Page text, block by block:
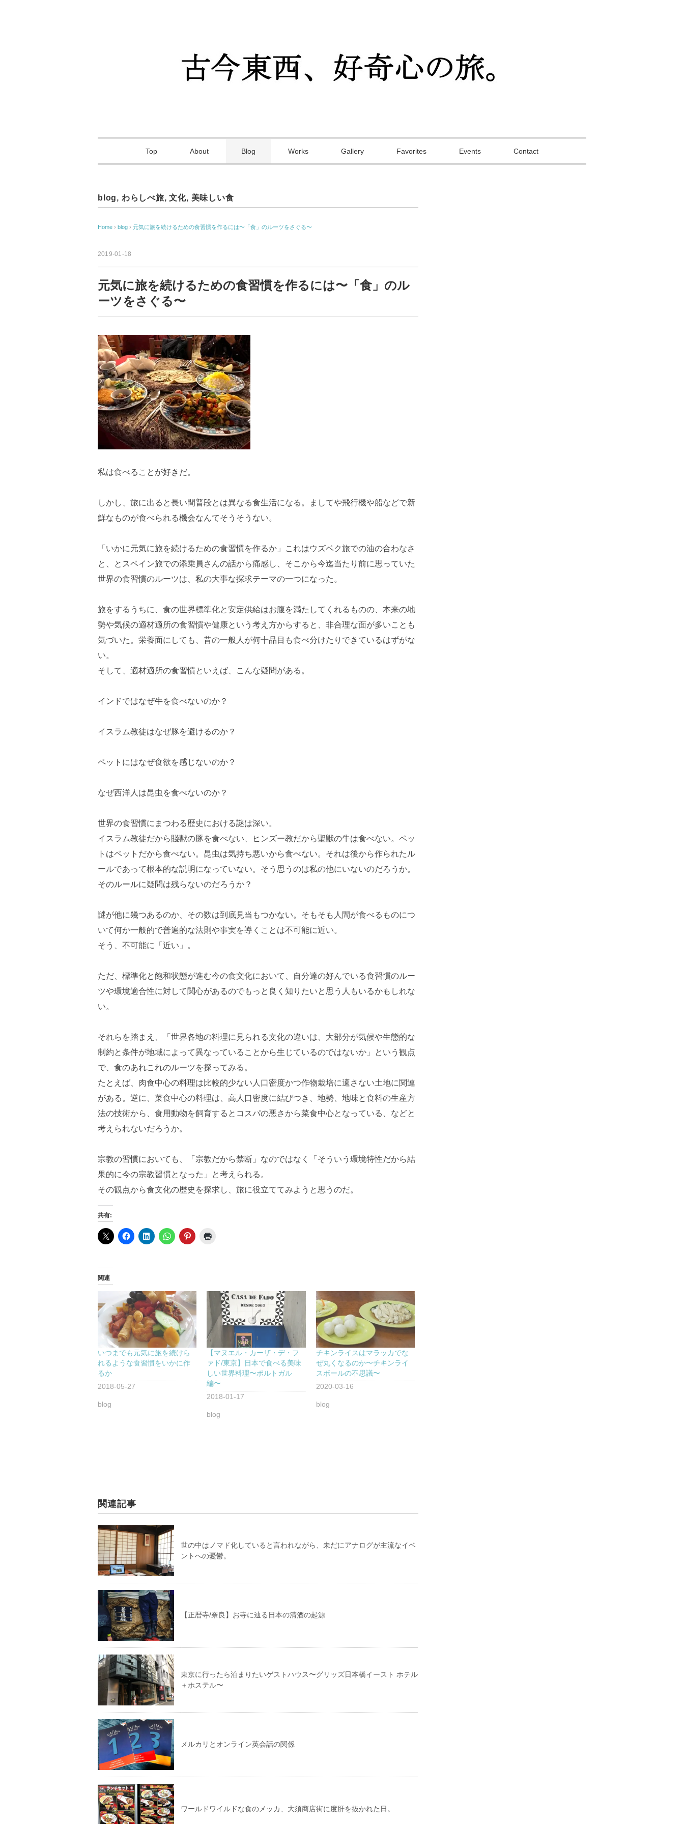
Top About Blog Works Gallery Favorites Events Contact
blog, わらしべ旅,文化, 美味しい食
Home › blog › 元気に旅を続けるための食習慣を作るには〜「食」のルーツをさぐる〜
2019-01-18
元気に旅を続けるための食習慣を作るには〜「食」のル
ーツをさぐる〜
私は食べることが好きだ。
しかし、旅に出ると長い間普段とは異なる食生活になる。ましてや飛行機や船などで新
鮮なものが食べられる機会なんてそうそうない。
「いかに元気に旅を続けるための食習慣を作るか」これはウズベク旅での油の合わなさ
と、とスペイン旅での添乗員さんの話から痛感し、そこから今迄当たり前に思っていた
世界の食習慣のルーツは、私の大事な探求テーマの一つになった。
旅をするうちに、食の世界標準化と安定供給はお腹を満たしてくれるものの、本来の地
勢や気候の適材適所の食習慣や健康という考え方からすると、非合理な面が多いことも
気づいた。栄養面にしても、昔の一般人が何十品目も食べ分けたりできているはずがな
い。
そして、適材適所の食習慣といえば、こんな疑問がある。
インドではなぜ牛を食べないのか？
イスラム教徒はなぜ豚を避けるのか？
ペットにはなぜ食欲を感じないのか？
なぜ西洋人は昆虫を食べないのか？
世界の食習慣にまつわる歴史における謎は深い。
イスラム教徒だから賤獣の豚を食べない、ヒンズー教だから聖獣の牛は食べない。ペッ
トはペットだから食べない。昆虫は気持ち悪いから食べない。それは後から作られたル
ールであって根本的な説明になっていない。そう思うのは私の他にいないのだろうか。
そのルールに疑問は残らないのだろうか？
謎が他に幾つあるのか、その数は到底見当もつかない。そもそも人間が食べるものにつ
いて何か一般的で普遍的な法則や事実を導くことは不可能に近い。
そう、不可能に「近い」。
ただ、標準化と飽和状態が進む今の食文化において、自分達の好んでいる食習慣のルー
ツや環境適合性に対して関心があるのでもっと良く知りたいと思う人もいるかもしれな
い。
それらを踏まえ、「世界各地の料理に見られる文化の違いは、大部分が気候や生態的な
制約と条件が地域によって異なっていることから生じているのではないか」という観点
で、食のあれこれのルーツを探ってみる。
たとえば、肉食中心の料理は比較的少ない人口密度かつ作物栽培に適さない土地に関連
がある。逆に、菜食中心の料理は、高人口密度に結びつき、地勢、地味と食料の生産方
法の技術から、食用動物を飼育するとコスパの悪さから菜食中心となっている、などと
考えられないだろうか。
宗教の習慣においても、「宗教だから禁断」なのではなく「そういう環境特性だから結
果的に今の宗教習慣となった」と考えられる。
その観点から食文化の歴史を探求し、旅に役立ててみようと思うのだ。
共有:
関連
いつまでも元気に旅を続けら
れるような食習慣をいかに作
るか
2018-05-27
blog
【マヌエル・カーザ・デ・フ
ァド/東京】日本で食べる美味
しい世界料理〜ポルトガル
編〜
2018-01-17
blog
チキンライスはマラッカでな
ぜ丸くなるのか〜チキンライ
スボールの不思議〜
2020-03-16
blog
関連記事
世の中はノマド化していると言われながら、未だにアナログが主流なイベ
ントへの憂鬱。
【正暦寺/奈良】お寺に辿る日本の清酒の起源
東京に行ったら泊まりたいゲストハウス〜グリッズ日本橋イースト ホテル
＋ホステル〜
メルカリとオンライン英会話の関係
ワールドワイルドな食のメッカ、大須商店街に度肝を抜かれた日。